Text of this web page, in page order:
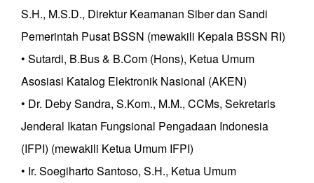
S.H., M.S.D., Direktur Keamanan Siber dan Sandi
Pemerintah Pusat BSSN (mewakili Kepala BSSN RI)
• Sutardi, B.Bus & B.Com (Hons), Ketua Umum
Asosiasi Katalog Elektronik Nasional (AKEN)
• Dr. Deby Sandra, S.Kom., M.M., CCMs, Sekretaris
Jenderal Ikatan Fungsional Pengadaan Indonesia
(IFPI) (mewakili Ketua Umum IFPI)
• Ir. Soegiharto Santoso, S.H., Ketua Umum